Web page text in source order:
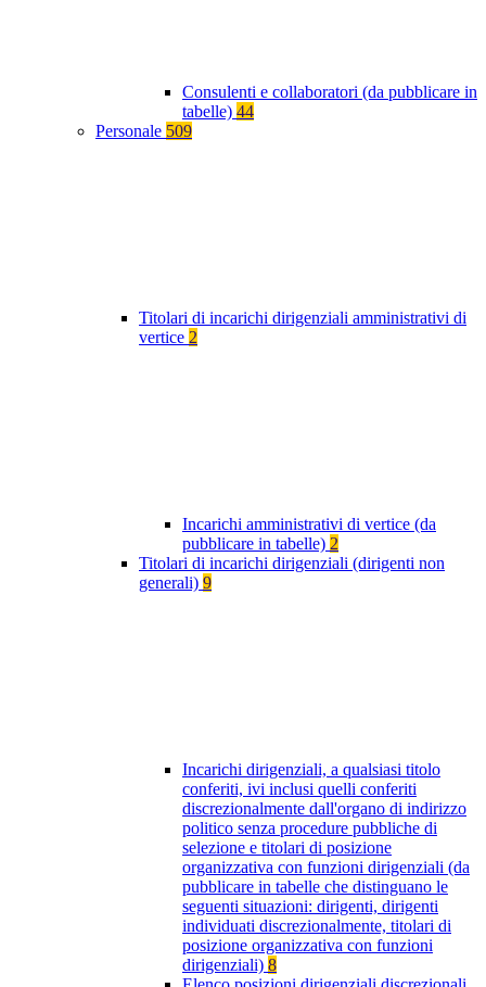
Consulenti e collaboratori (da pubblicare in
tabelle) 44
Personale 509
Titolari di incarichi dirigenziali amministrativi di
vertice 2
Incarichi amministrativi di vertice (da
pubblicare in tabelle) 2
Titolari di incarichi dirigenziali (dirigenti non
generali) 9
Incarichi dirigenziali, a qualsiasi titolo
conferiti, ivi inclusi quelli conferiti
discrezionalmente dall'organo di indirizzo
politico senza procedure pubbliche di
selezione e titolari di posizione
organizzativa con funzioni dirigenziali (da
pubblicare in tabelle che distinguano le
seguenti situazioni: dirigenti, dirigenti
individuati discrezionalmente, titolari di
posizione organizzativa con funzioni
dirigenziali) 8